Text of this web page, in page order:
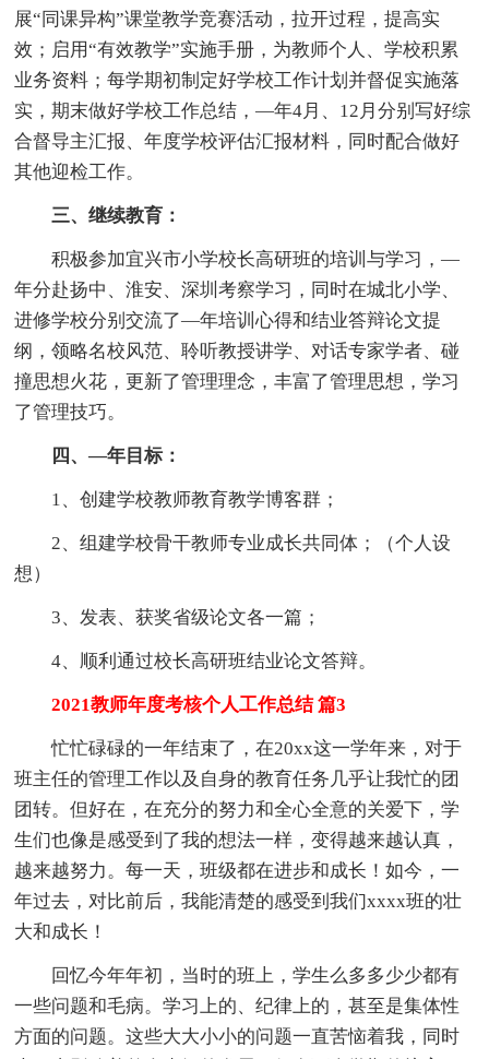
展“同课异构”课堂教学竞赛活动，拉开过程，提高实
效；启用“有效教学”实施手册，为教师个人、学校积累
业务资料；每学期初制定好学校工作计划并督促实施落
实，期末做好学校工作总结，—年4月、12月分别写好综
合督导主汇报、年度学校评估汇报材料，同时配合做好
其他迎检工作。
三、继续教育：
积极参加宜兴市小学校长高研班的培训与学习，—
年分赴扬中、淮安、深圳考察学习，同时在城北小学、
进修学校分别交流了—年培训心得和结业答辩论文提
纲，领略名校风范、聆听教授讲学、对话专家学者、碰
撞思想火花，更新了管理理念，丰富了管理思想，学习
了管理技巧。
四、—年目标：
1、创建学校教师教育教学博客群；
2、组建学校骨干教师专业成长共同体；（个人设
想）
3、发表、获奖省级论文各一篇；
4、顺利通过校长高研班结业论文答辩。
2021教师年度考核个人工作总结 篇3
忙忙碌碌的一年结束了，在20xx这一学年来，对于
班主任的管理工作以及自身的教育任务几乎让我忙的团
团转。但好在，在充分的努力和全心全意的关爱下，学
生们也像是感受到了我的想法一样，变得越来越认真，
越来越努力。每一天，班级都在进步和成长！如今，一
年过去，对比前后，我能清楚的感受到我们xxxx班的壮
大和成长！
回忆今年年初，当时的班上，学生么多多少少都有
一些问题和毛病。学习上的、纪律上的，甚至是集体性
方面的问题。这些大大小小的问题一直苦恼着我，同时